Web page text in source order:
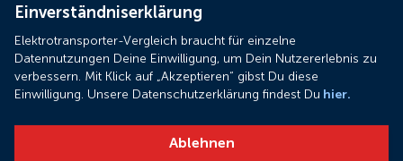
Einverständniserklärung
Elektrotransporter-Vergleich braucht für einzelne
Datennutzungen Deine Einwilligung, um Dein Nutzererlebnis zu
verbessern. Mit Klick auf „Akzeptieren“ gibst Du diese
Einwilligung. Unsere Datenschutzerklärung findest Du hier.
Ablehnen